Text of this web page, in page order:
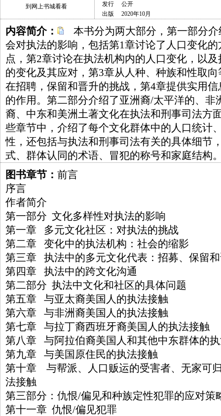
到网上书城看看
发行
公开
出版
2020年10月
内容简介：
本书分为两大部分，第一部分
会对执法的影响，包括第1章讨论了人口变化
点，第2章讨论在执法机构内的人口变化，以
的变化及其应对，第3章从人种、种族和性取
在招聘，保留和晋升的挑战，第4章提供实用
的作用。第二部分介绍了亚洲裔/太平洋的、非
裔、中东和美洲土著文化在执法和刑事司法方
些章节中，介绍了每个文化群体中的人口统计
性，还包括与执法和刑事司法有关的具体细节
式、群体认同的术语、冒犯的称号和家庭结构
图书章节： 前言
序言
作者简介
第一部分 文化多样性对执法的影响
第一章 多元文化社区：对执法的挑战
第二章 变化中的执法机构：社会的缩影
第三章 执法中的多元文化代表：招募、保留
第四章 执法中的跨文化沟通
第二部分 执法中文化和社区的具体问题
第五章 与亚太裔美国人的执法接触
第六章 与非洲裔美国人的执法接触
第七章 与拉丁裔西班牙裔美国人的执法接触
第八章 与阿拉伯裔美国人和其他中东群体的
第九章 与美国原住民的执法接触
第十章 与帮派、人口贩运的受害者、无家可
法接触
第三部分：仇恨/偏见和种族定性犯罪的应对策
第十一章 仇恨/偏见犯罪